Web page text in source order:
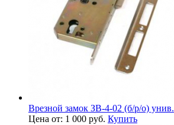
Врезной замок ЗВ-4-02 (б/р/о) унив.
Цена от: 1 000 руб. Купить